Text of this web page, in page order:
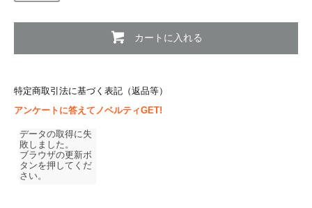
カートに入れる
特定商取引法に基づく表記（返品等）
アンケートに答えてノベルティGET!